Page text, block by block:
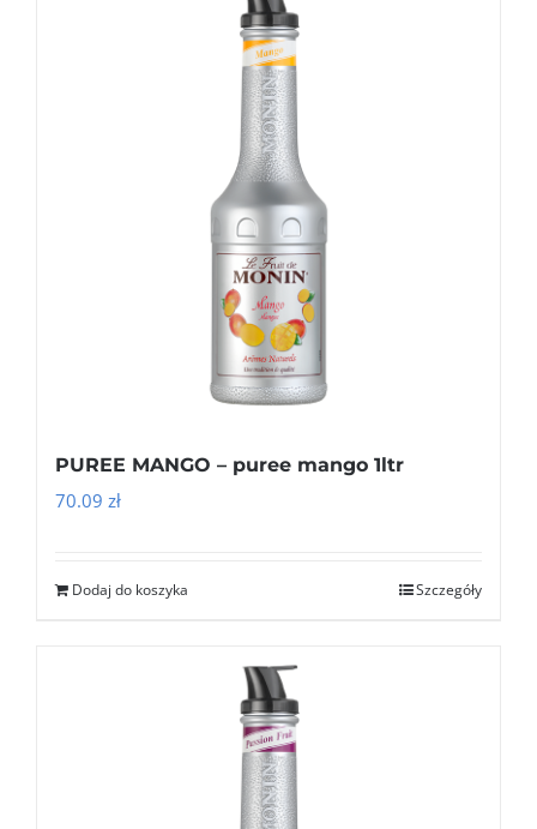
PUREE MANGO – puree mango 1ltr
70.09 zł
Dodaj do koszyka Szczegóły